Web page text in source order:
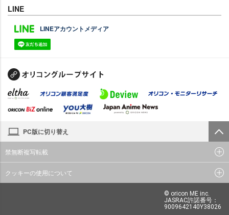
LINE
LINEアカウントメディア
PC版に切り替え
禁無断複写転載
クッキーの使用について
© oricon ME inc.
JASRAC許諾番号：
9009642140Y38026